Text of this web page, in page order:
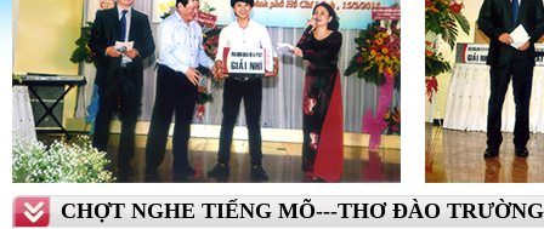
CHỢT NGHE TIẾNG MÕ---THƠ ĐÀO